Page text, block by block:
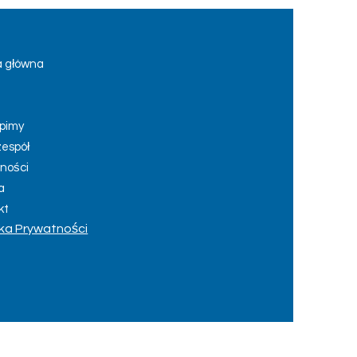
główna
Prywatności